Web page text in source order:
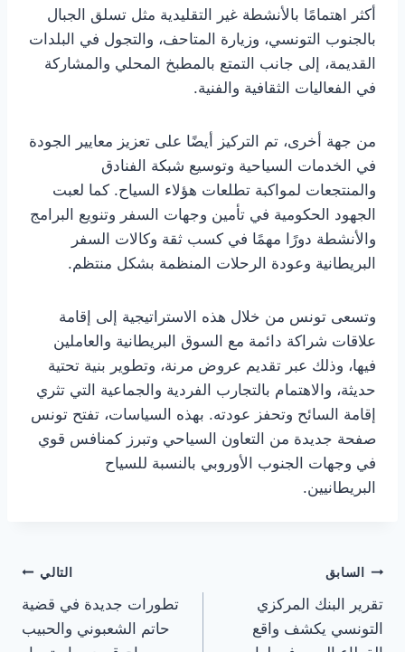
أكثر اهتمامًا بالأنشطة غير التقليدية مثل تسلق الجبال
بالجنوب التونسي، وزيارة المتاحف، والتجول في البلدات
القديمة، إلى جانب التمتع بالمطبخ المحلي والمشاركة
في الفعاليات الثقافية والفنية.
من جهة أخرى، تم التركيز أيضًا على تعزيز معايير الجودة
في الخدمات السياحية وتوسيع شبكة الفنادق
والمنتجعات لمواكبة تطلعات هؤلاء السياح. كما لعبت
الجهود الحكومية في تأمين وجهات السفر وتنويع البرامج
والأنشطة دورًا مهمًا في كسب ثقة وكالات السفر
البريطانية وعودة الرحلات المنظمة بشكل منتظم.
وتسعى تونس من خلال هذه الاستراتيجية إلى إقامة
علاقات شراكة دائمة مع السوق البريطانية والعاملين
فيها، وذلك عبر تقديم عروض مرنة، وتطوير بنية تحتية
حديثة، والاهتمام بالتجارب الفردية والجماعية التي تثري
إقامة السائح وتحفز عودته. بهذه السياسات، تفتح تونس
صفحة جديدة من التعاون السياحي وتبرز كمنافس قوي
في وجهات الجنوب الأوروبي بالنسبة للسياح
البريطانيين.
تصفّح
المقالات
السابق
تقرير البنك المركزي
التونسي يكشف واقع
التالي
تطورات جديدة في قضية
حاتم الشعبوني والحبيب